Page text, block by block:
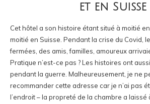
et en Suisse
Cet hôtel a son histoire étant situé à moitié
moitié en Suisse. Pendant la crise du Covid,
fermées, des amis, familles, amoureux
Pratique n’est-ce pas ? Les histoires ont
pendant la guerre. Malheureusement, je ne
recommander cette adresse car je n’ai pas
l’endroit – la propreté de la chambre a laissé